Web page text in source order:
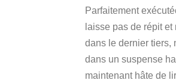
Parfaitement
laisse pas de répit
dans le dernier tiers,
dans un suspense
maintenant hâte de